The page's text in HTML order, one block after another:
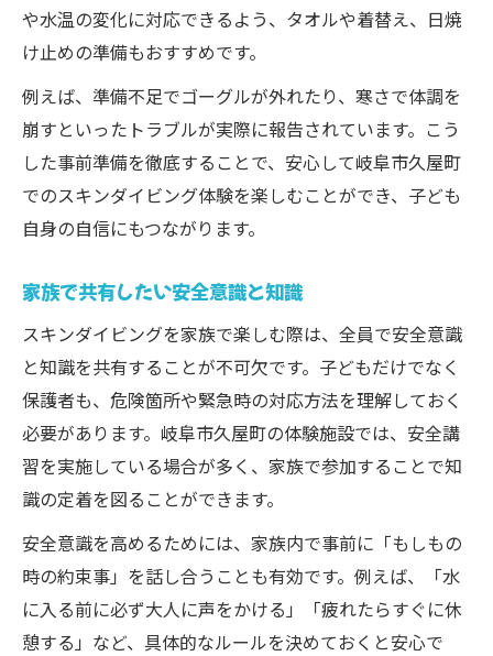
や水温の変化に対応できるよう、タオルや着替え、日焼
け止めの準備もおすすめです。
例えば、準備不足でゴーグルが外れたり、寒さで体調を
崩すといったトラブルが実際に報告されています。こう
した事前準備を徹底することで、安心して岐阜市久屋町
でのスキンダイビング体験を楽しむことができ、子ども
自身の自信にもつながります。
家族で共有したい安全意識と知識
スキンダイビングを家族で楽しむ際は、全員で安全意識
と知識を共有することが不可欠です。子どもだけでなく
保護者も、危険箇所や緊急時の対応方法を理解しておく
必要があります。岐阜市久屋町の体験施設では、安全講
習を実施している場合が多く、家族で参加することで知
識の定着を図ることができます。
安全意識を高めるためには、家族内で事前に「もしもの
時の約束事」を話し合うことも有効です。例えば、「水
に入る前に必ず大人に声をかける」「疲れたらすぐに休
憩する」など、具体的なルールを決めておくと安心で